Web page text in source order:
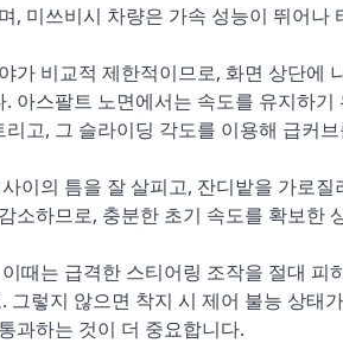
, 미쓰비시 차량은 가속 성능이 뛰어나
가 비교적 제한적이므로, 화면 상단에
아스팔트 노면에서는 속도를 유지하기
고, 그 슬라이딩 각도를 이용해 급커
이의 틈을 잘 살피고, 잔디밭을 가로질
소하므로, 충분한 초기 속도를 확보한
때는 급격한 스티어링 조작을 절대 피
렇지 않으면 착지 시 제어 불능 상태
과하는 것이 더 중요합니다.